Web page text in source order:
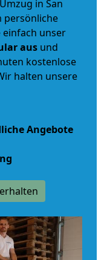
in San
persönliche
einfach unser
aus und
kostenlose
halten unsere
Angebote